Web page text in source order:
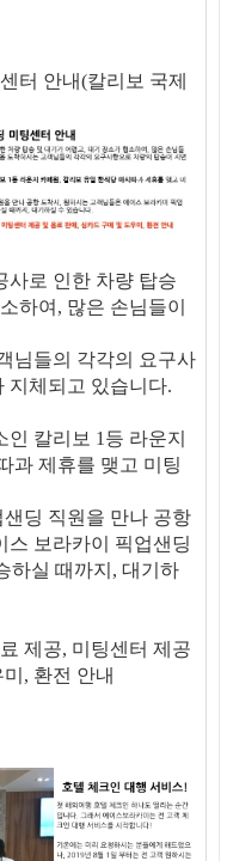
터 안내(칼리보 국제
사로 인한 차량 탑승
하여, 많은 손님들이
님들의 각각의 요구사
지체되고 있습니다.
칼리보 1등 라운지
과 제휴를 맺고 미팅
딩 직원을 만나 공항
스 보라카이 픽업샌딩
하실 때까지, 대기하
제공, 미팅센터 제공
, 환전 안내